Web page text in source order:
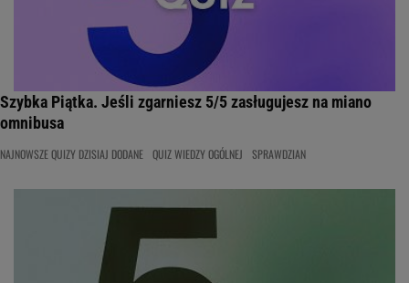
Szybka Piątka. Jeśli zgarniesz 5/5 zasługujesz na miano
omnibusa
NAJNOWSZE QUIZY DZISIAJ DODANE QUIZ WIEDZY OGÓLNEJ SPRAWDZIAN